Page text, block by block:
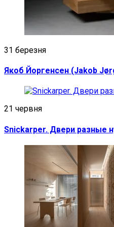
31 березня
Якоб Йоргенсен (Jakob
21 червня
Snickarper. Двери разные